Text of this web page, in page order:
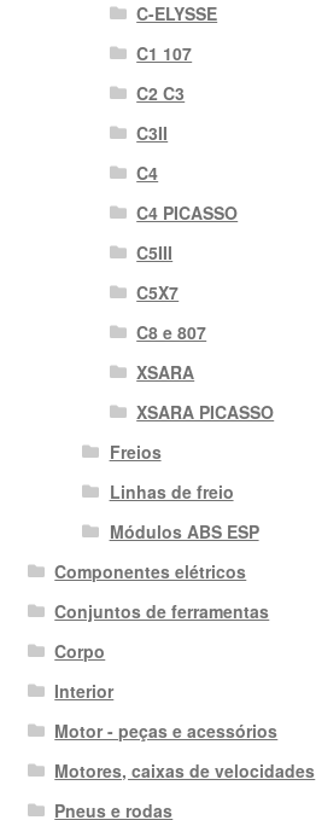
C-ELYSSE
C1 107
C2 C3
C3II
C4
C4 PICASSO
C5III
C5X7
C8 e 807
XSARA
XSARA PICASSO
Freios
Linhas de freio
Módulos ABS ESP
Componentes elétricos
Conjuntos de ferramentas
Corpo
Interior
Motor - peças e acessórios
Motores, caixas de velocidades
Pneus e rodas